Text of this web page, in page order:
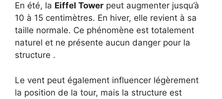
En été, la Eiffel Tower peut augmenter jusqu’à
10 à 15 centimètres. En hiver, elle revient à sa
taille normale. Ce phénomène est totalement
naturel et ne présente aucun danger pour la
structure .
Le vent peut également influencer légèrement
la position de la tour, mais la structure est